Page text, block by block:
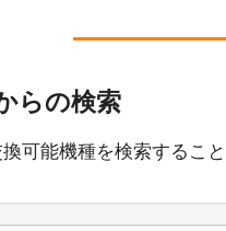
らの検索
可能機種を検索するこ